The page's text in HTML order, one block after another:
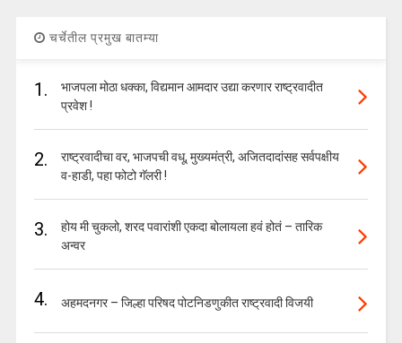
चर्चेतील प्रमुख बातम्या
1.
भाजपला मोठा धक्का, विद्यमान आमदार उद्या करणार राष्ट्रवादीत
प्रवेश !
2.
राष्ट्रवादीचा वर, भाजपची वधू, मुख्यमंत्री, अजितदादांसह सर्वपक्षीय
व-हाडी, पहा फोटो गॅलरी !
3.
होय मी चुकलो, शरद पवारांशी एकदा बोलायला हवं होतं – तारिक
अन्वर
4. अहमदनगर – जिल्हा परिषद पोटनिडणुकीत राष्ट्रवादी विजयी